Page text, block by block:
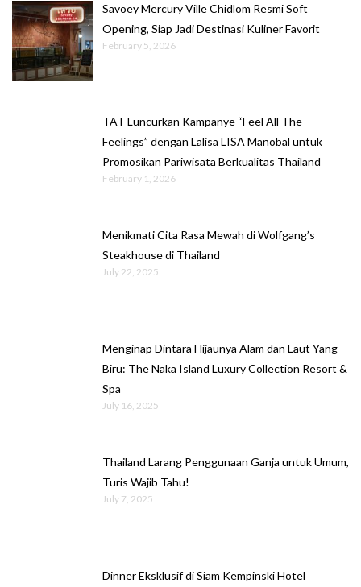
Savoey Mercury Ville Chidlom Resmi Soft
Opening, Siap Jadi Destinasi Kuliner Favorit
February 5, 2026
TAT Luncurkan Kampanye “Feel All The
Feelings” dengan Lalisa LISA Manobal untuk
Promosikan Pariwisata Berkualitas Thailand
February 1, 2026
Menikmati Cita Rasa Mewah di Wolfgang’s
Steakhouse di Thailand
July 22, 2025
Menginap Dintara Hijaunya Alam dan Laut Yang
Biru: The Naka Island Luxury Collection Resort &
Spa
July 16, 2025
Thailand Larang Penggunaan Ganja untuk Umum,
Turis Wajib Tahu!
July 7, 2025
Dinner Eksklusif di Siam Kempinski Hotel